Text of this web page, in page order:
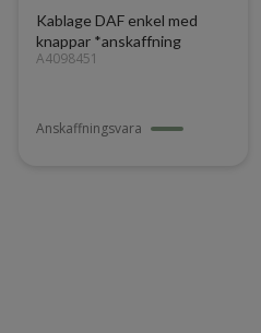
Kablage DAF enkel med
knappar *anskaffning
A4098451
Anskaffningsvara